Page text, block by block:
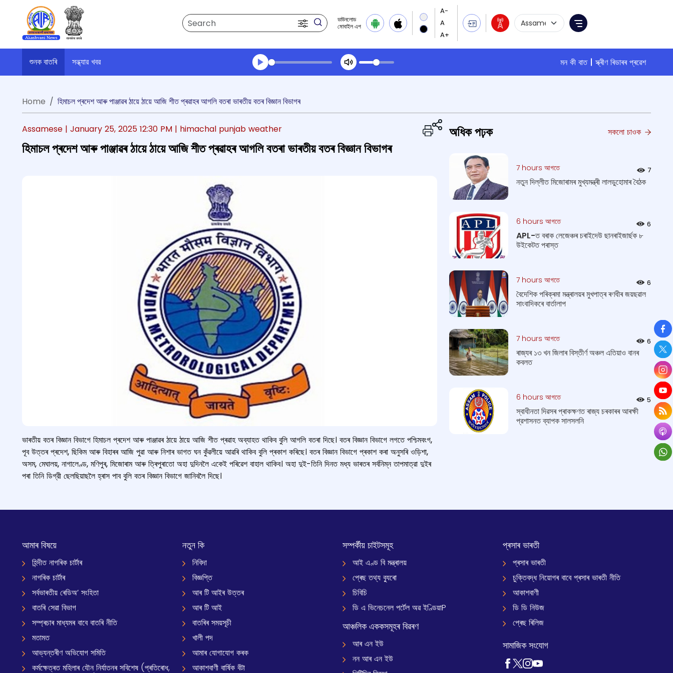
Search
ডাউনলোড
মোবাইল এপ
Language Selection
Menu
শুনক বাতৰি সন্ধ্যার খবর মন কী বাত
স্ক্ৰীণ ৰিডাৰৰ প্ৰৱেশ
Transcript summary
Home
হিমাচল প্ৰদেশ আৰু পাঞ্জাৱৰ ঠায়ে ঠায়ে আজি শীত প্ৰৱাহৰ আগলি বতৰা ভাৰতীয় বতৰ বিজ্ঞান বিভাগৰ
Assamese | January 25, 2025 12:30 PM | himachal punjab weather
হিমাচল প্ৰদেশ আৰু পাঞ্জাৱৰ ঠায়ে ঠায়ে আজি শীত প্ৰৱাহৰ আগলি বতৰা ভাৰতীয় বতৰ বিজ্ঞান বিভাগৰ
ভাৰতীয় বতৰ বিজ্ঞান বিভাগে হিমাচল প্ৰদেশ আৰু পাঞ্জাৱৰ ঠায়ে ঠায়ে আজি শীত প্ৰৱাহ অব্যাহত থাকিব বুলি আগলি বতৰা দিছে। বতৰ বিজ্ঞান বিভাগে লগতে পশ্চিমবংগ,
পূব উত্তৰ প্ৰদেশ, ছিকিম আৰু বিহাৰৰ আজি পুৱা আৰু নিশাৰ ভাগত ঘন কুঁৱলীয়ে আৱৰি থাকিব বুলি প্ৰকাশ কৰিছে। বতৰ বিজ্ঞান বিভাগে প্ৰকাশ কৰা অনুসৰি ওড়িশা,
অসম, মেঘালয়, নাগালেণ্ড, মণিপুৰ, মিজোৰাম আৰু ত্ৰিপুৰাতো অহা দুদিনলৈ একেই পৰিৱেশ বাহাল থাকিব। অহা দুই-তিনি দিনত মধ্য ভাৰতৰ সৰ্বনিম্ন তাপমাত্রা দুইৰ
পৰা তিনি ডিগ্রী ছেলছিয়াছলৈ হ্ৰাস পাব বুলি বতৰ বিজ্ঞান বিভাগে জানিবলৈ দিছে।
অধিক পঢ়ক সকলো চাওক
7 hours আগতে 7
নতুন দিল্লীত মিজোৰামৰ মুখ্যমন্ত্ৰী লালডুহোমাৰ বৈঠক
6 hours আগতে 6
APL-ত বৰাক লেজেঞ্চৰ চৰাইদেউ ছানৰাইজাৰ্ছক ৮
উইকেটত পৰাস্ত
7 hours আগতে 6
বৈদেশিক পৰিক্ৰমা মন্ত্ৰালয়ৰ মুখপাত্ৰ ৰণধীৰ জয়ছৱাল
সাংবাদিকৰে বাৰ্তালাপ
7 hours আগতে 6
ৰাজ্যৰ ১৩ খন জিলাৰ বিস্তীর্ণ অঞ্চল এতিয়াও বানৰ
কবলত
6 hours আগতে 5
স্বাধীনতা দিৱসৰ প্ৰাকক্ষণত ৰাজ্য চৰকাৰৰ আৰক্ষী
প্রশাসনত ব্যাপক সালসলনি
আমাৰ বিষয়ে
হিন্দীত নাগৰিক চাৰ্টাৰ
নাগৰিক চাৰ্টাৰ
সৰ্বভাৰতীয় ৰেডিঅ’ সংহিতা
বাতৰি সেৱা বিভাগ
সম্প্ৰচাৰ মাধ্যমৰ বাবে বাতৰি নীতি
মতামত
আভ্যন্তৰীণ অভিযোগ সমিতি
কৰ্মক্ষেত্ৰত মহিলাৰ যৌন নিৰ্যাতনৰ সবিশেষ (প্ৰতিৰোধ,
নতুন কি
নিবিদা
বিজ্ঞপ্তি
আৰ টি আইৰ উত্তৰ
আৰ টি আই
বাতৰিৰ সময়সূচী
খালী পদ
আমাৰ যোগাযোগ কৰক
আকাশবাণী বাৰ্ষিক বঁটা
সম্পৰ্কীয় চাইটসমূহ
আই এণ্ড বি মন্ত্ৰালয়
প্ৰেছ তথ্য ব্যুৰো
চিবিচি
ডি এ ভিনেচনেল পৰ্টেল অৱ ইণ্ডিয়াP
আঞ্চলিক এককসমূহৰ বিৱৰণ
আৰ এন ইউ
নন আৰ এন ইউ
প্ৰসাৰ ভাৰতী
প্ৰসাৰ ভাৰতী
চুক্তিবদ্ধ নিয়োগৰ বাবে প্ৰসাৰ ভাৰতী নীতি
আকাশবাণী
ডি ডি নিউজ
প্ৰেছ ৰিলিজ
সামাজিক সংযোগ